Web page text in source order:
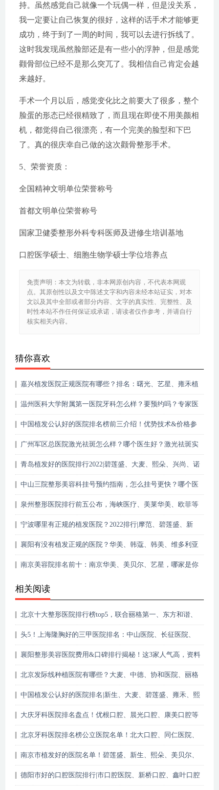
持。虽然感觉自己就像一个玩偶一样，但是没关系，
我一定要让自己恢复的很好，这样的话手术才能够更
成功，终于到了一周的时间，我可以去进行拆线了。
这时我发现虽然脸部还是有一些小的浮肿，但是感觉
颧骨部位已经不是那么突兀了。我相信自己肯定会越
来越好。
手术一个月以后，感觉变化比之前要大了很多，整个
脸蛋的形态已经很精致了，而且现在即使不用美颜相
机，都觉得自己很漂亮，有一个完美的脸型和下巴
了。真的很庆幸自己做的这次颧骨整形手术。
5、荣誉资质：
全国精神文明单位荣誉称号
首都文明单位荣誉称号
国家卫健委整形外科专科医师及进修生培训基地
口腔医学硕士、细胞生物学硕士学位培养点
免责声明：本文为转载，非本网原创内容，不代表本网观
点。其原创性以及文中陈述文字和内容未经本站证实，对本
文以及其中全部或者部分内容、文字的真实性、完整性、及
时性本站不作任何保证或承诺，请读者仅作参考，并请自行
核实相关内容。
猜你喜欢
嘉兴植发医院正规医院有哪些？排名：曙光、艺星、雍禾植
温州医科大学附属第一医院牙科怎么样？要预约吗？专家医
中国植发公认好的医院排名榜前三介绍！优势技术&价格参
广州军区总医院激光祛斑怎么样？哪个医生好？激光祛斑实
青岛植发好的医院排行2022|碧莲盛、大麦、熙朵、兴尚、诺
中山三院整形美容科挂号预约指南，怎么挂号更快？哪个医
泉州整形医院排行前五公布，海峡医疗、美莱华美、欧菲等
宁波哪里有正规的植发医院？2022排行|摩范、碧莲盛、新
襄阳有没有植发正规的医院？华美、韩蔻、韩美、维多利亚
南京美容院排名前十：南京华美、美贝尔、艺星，哪家是你
相关阅读
北京十大整形医院排行榜top5，联合丽格第一、东方和谐、
头5！上海隆胸好的三甲医院排名：中山医院、长征医院、
襄阳整形美容医院费用&口碑排行揭秘！这3家人气高，资料
北京发际线种植医院有哪些？大麦、中德、协和医院、丽格
中国植发公认好的医院排名|新生、大麦、碧莲盛、雍禾、熙
大庆牙科医院排名盘点！优根口腔、晨光口腔、康美口腔等
北京牙科医院排名榜公立医院名单！北大口腔、同仁医院、
南京市植发好的医院名单！碧莲盛、新生、熙朵、美贝尔、
德阳市好的口腔医院排行|市口腔医院、新桥口腔、鑫叶口腔